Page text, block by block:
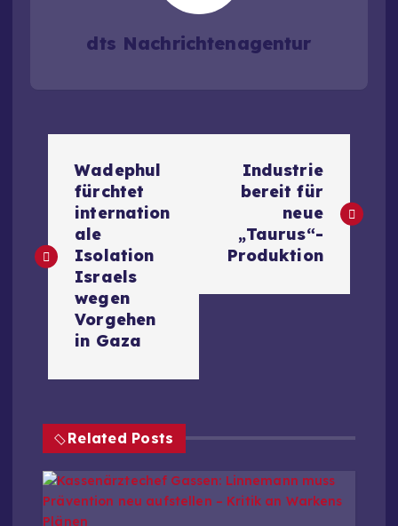
dts Nachrichtenagentur
i
a
g
s
n
Wadephul
fürchtet
internation
ale
Isolation
Israels
wegen
Vorgehen
in Gaza
Industrie
bereit für
neue
„Taurus“-
Produktion
Related Posts